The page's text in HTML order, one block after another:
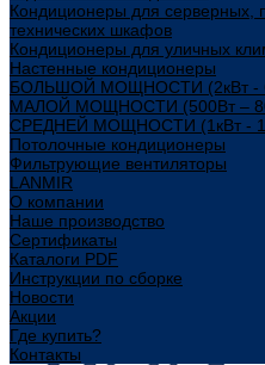
Кондиционеры для серверных,
технических шкафов
Кондиционеры для уличных
Настенные кондиционеры
БОЛЬШОЙ МОЩНОСТИ (2кВт -
МАЛОЙ МОЩНОСТИ (500Вт –
СРЕДНЕЙ МОЩНОСТИ (1кВт -
Потолочные кондиционеры
Фильтрующие вентиляторы
LANMIR
О компании
Наше производство
Сертификаты
Каталоги PDF
Инструкции по сборке
Новости
Акции
Где купить?
Контакты